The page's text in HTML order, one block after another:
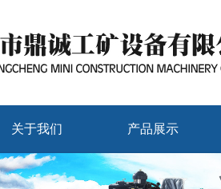
关于我们 产品展示